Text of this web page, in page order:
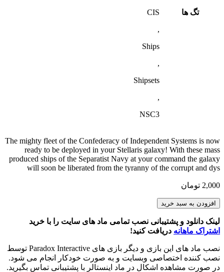
تگ ها
CIS
,
Ships
,
Shipsets
,
NSC3
The mighty fleet of the Confederacy of Independent Systems is now
ready to be deployed in your Stellaris galaxy! With these mass
produced ships of the Separatist Navy at your command the galaxy
will soon be liberated from the tyranny of the corrupt and dys
2,000 تومان
Star
Wars
Separatist
Ships
NSC3
Edition
عدد
افزودن به سبد خرید
لینک دانلود و پشتیبانی نصب تمامی ماد های سایت را با خرید
اشتراک ماهانه دریافت کنید!
نصب ماد های این بازی و دیگر بازی های Paradox Interactive توسط
نصب کننده اختصاصی وبسایت و به صورت خودکار انجام می شود.
در صورت مشاهده اشکال در ماد اینستالر با پشتیبانی تماس بگیرید.